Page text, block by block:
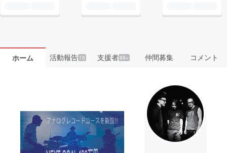
ホーム 活動報告15 支援者99+ 仲間募集 コメント